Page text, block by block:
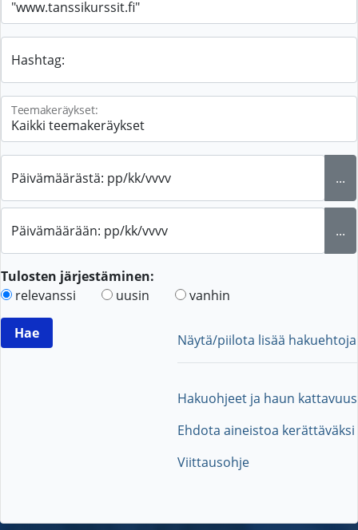
Hashtag:
Teemakeräykset:
Päivämäärästä: pp/kk/vvvv ...
Päivämäärään: pp/kk/vvvv ...
Tulosten järjestäminen:
relevanssi
uusin vanhin
Näytä/piilota lisää hakuehtoja
Hakuohjeet ja haun kattavuus
Ehdota aineistoa kerättäväksi
Viittausohje